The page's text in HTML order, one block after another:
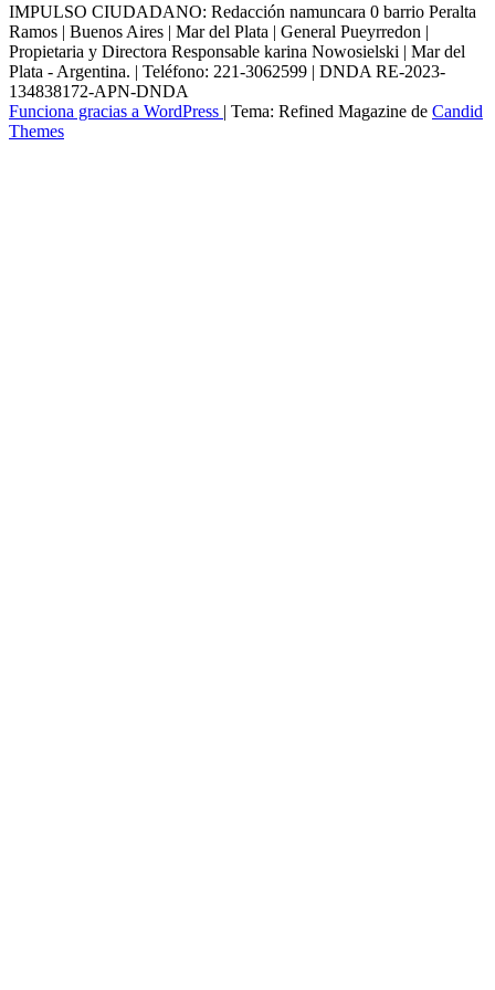
IMPULSO CIUDADANO: Redacción namuncara 0 barrio Peralta
Ramos | Buenos Aires | Mar del Plata | General Pueyrredon |
Propietaria y Directora Responsable karina Nowosielski | Mar del
Plata - Argentina. | Teléfono: 221-3062599 | DNDA RE-2023-
134838172-APN-DNDA
Funciona gracias a WordPress | Tema: Refined Magazine de Candid
Themes